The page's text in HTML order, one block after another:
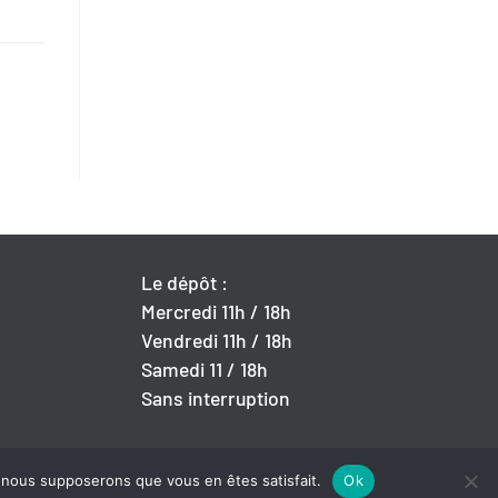
Le dépôt :
Mercredi 11h / 18h
Vendredi 11h / 18h
Samedi 11 / 18h
Sans interruption
supposerons que vous en êtes satisfait. Ok